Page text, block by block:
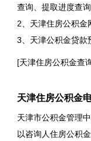
查询、提取进度查
2、天津住房公积金
3、天津公积金贷款
[天津住房公积金查
天津住房公积金
天津市公积金管理
以咨询人住房公积